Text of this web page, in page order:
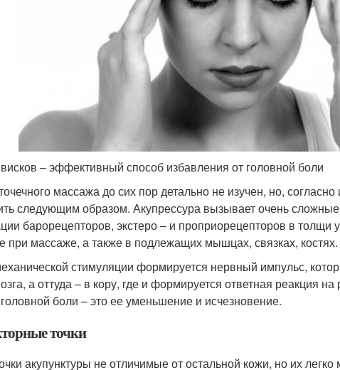
– эффективный способ избавления от головной боли
массажа до сих пор детально не изучен, но,
следующим образом. Акупрессура вызывает очень
барорецепторов, экстеро – и проприорецепторов в толщи
при массаже, а также в подлежащих мышцах, связках, костях.
стимуляции формируется нервный импульс,
а оттуда – в кору, где и формируется ответная реакция
боли – это ее уменьшение и исчезновение.
точки
акупунктуры не отличимые от остальной кожи, но их